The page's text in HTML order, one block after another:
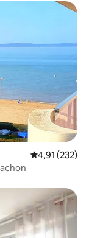
Évaluation
4,91 (232)